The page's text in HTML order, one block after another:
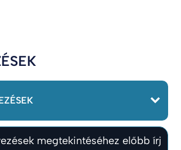
megtekintéséhez előbb írj